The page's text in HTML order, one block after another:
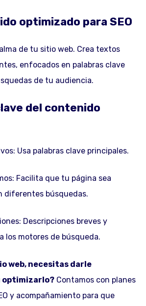
optimizado para SEO
de tu sitio web. Crea textos
enfocados en palabras clave
de tu audiencia.
del contenido
Usa palabras clave principales.
Facilita que tu página sea
diferentes búsquedas.
Descripciones breves y
los motores de búsqueda.
web, necesitas darle
optimizarlo? Contamos con planes
y acompañamiento para que